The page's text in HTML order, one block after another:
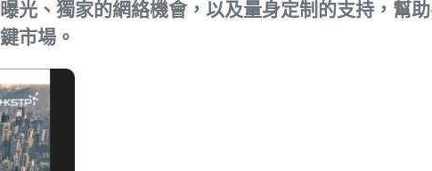
光、獨家的網絡機會，以及量身定制的支持，幫
市場。